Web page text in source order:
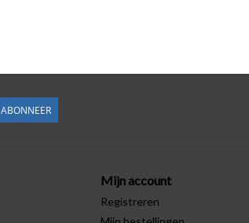
ABONNEER
Mijn account
Registreren